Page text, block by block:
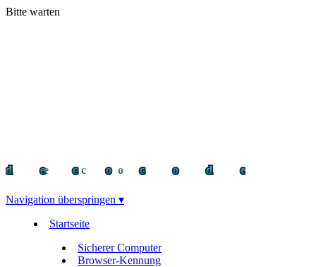
Bitte warten
decocode
decocode
deco
Navigation überspringen ▾
Startseite
Sicherer Computer
Browser-Kennung